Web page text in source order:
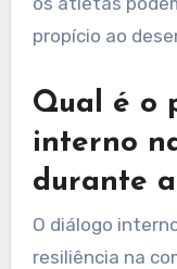
em diálogo
ajuda a
concentração
os atletas
propício ao